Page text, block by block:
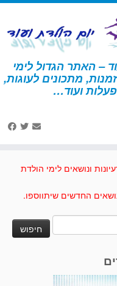
– האתר הגדול לימי
מתכונים לעוגות,
ועוד…
אמנות ויצירה
ונושאים לימי הולדת
החדשים שיתווספו.